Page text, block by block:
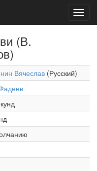
(В.
Вячеслав (Русский)